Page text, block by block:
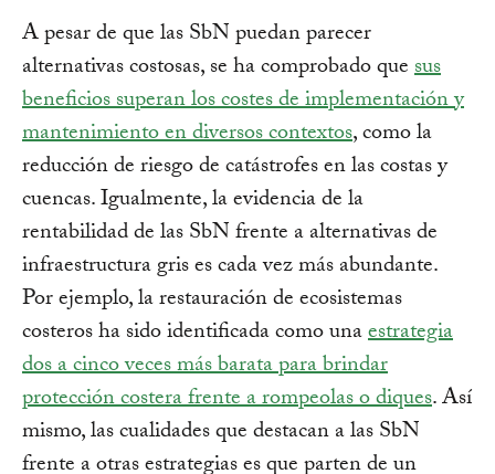
A pesar de que las SbN puedan parecer
alternativas costosas, se ha comprobado quesus
beneficios superan los costes de implementación y
mantenimiento en diversos contextos, como la
reducción de riesgo de catástrofes en las costas y
cuencas. Igualmente, la evidencia de la
rentabilidad de las SbN frente a alternativas de
infraestructura gris es cada vez más abundante.
Por ejemplo, la restauración de ecosistemas
costeros ha sido identificada como unaestrategia
dos a cinco veces más barata para brindar
protección costera frente a rompeolas o diques. Así
mismo, las cualidades que destacan a las SbN
frente a otras estrategias es que parten de un